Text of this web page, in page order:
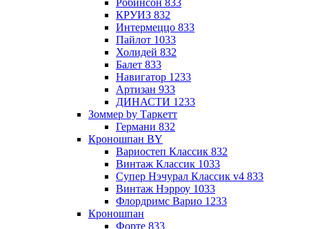
КРУИЗ 832
Интермеццо 833
Пайлот 1033
Холидей 832
Балет 833
Навигатор 1233
Артизан 933
ДИНАСТИ 1233
Зоммер by Таркетт
Германи 832
Кроношпан BY
Вариостеп Классик 832
Винтаж Классик 1033
Супер Нэчурал Классик v4 833
Винтаж Нэрроу 1033
Флордримс Варио 1233
Кроношпан
Форте 833